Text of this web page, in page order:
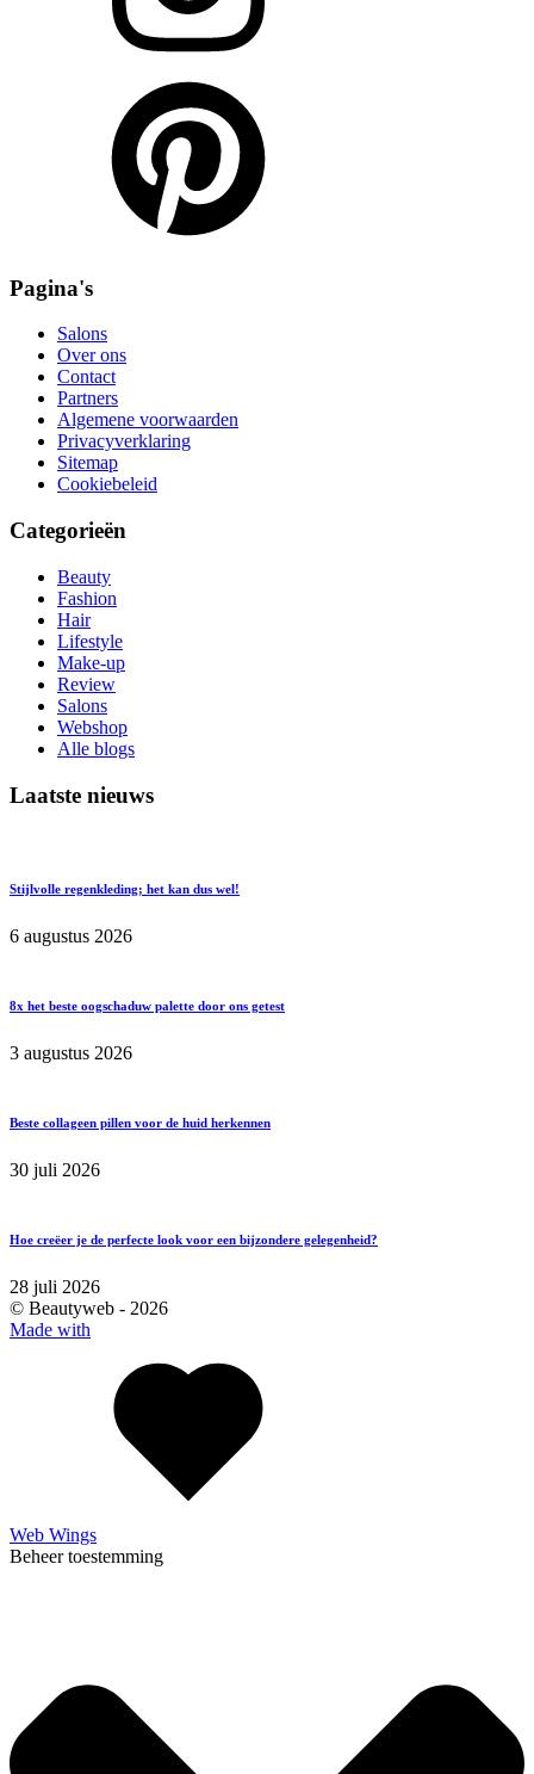
Pagina's
Salons
Over ons
Contact
Partners
Algemene voorwaarden
Privacyverklaring
Sitemap
Cookiebeleid
Categorieën
Beauty
Fashion
Hair
Lifestyle
Make-up
Review
Salons
Webshop
Alle blogs
Laatste nieuws
Stijlvolle regenkleding; het kan dus wel!
6 augustus 2026
8x het beste oogschaduw palette door ons getest
3 augustus 2026
Beste collageen pillen voor de huid herkennen
30 juli 2026
Hoe creëer je de perfecte look voor een bijzondere gelegenheid?
28 juli 2026
© Beautyweb - 2026
Made with
Web Wings
Beheer toestemming